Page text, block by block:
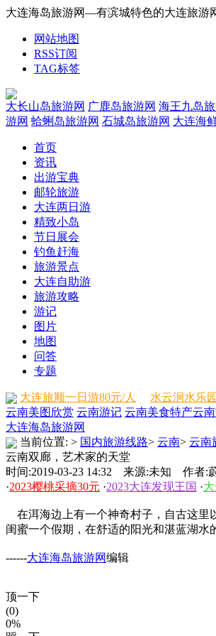
大连海岛旅游网—有滨城特色的大连旅游
网站地图
RSS订阅
TAG标签
大长山岛旅游网 广鹿岛旅游网 海王九岛
游网 蛤蜊岛旅游网 石城岛旅游网 大连海
首页
资讯
出游宝典
邮轮旅游
大连两日游
精致小岛
节日展会
钓鱼赶海
旅游景点
大连自助游
旅游攻略
游记
图片
地图
问答
专题
大连旅顺一日游80元/人 水云涧水乐园
云南美图欣赏 云南游记 云南美食特产云
大连海岛旅游网
当前位置: > 国内旅游线路> 云南> 云南
云南双廊，艺术家的天堂
时间:2019-03-23 14:32 来源:未知 作者:
·2023樱桃采摘30元 ·2023大连发现王国 ·
在洱海边上有一个神奇村子，自古这里
闺蜜一个假期，在舒适的阳光和湛蓝湖水
------大连海岛旅游网编辑
顶一下
(0)
0%